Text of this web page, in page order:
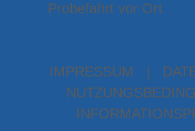
Probefahrt vor Ort
IMPRESSUM